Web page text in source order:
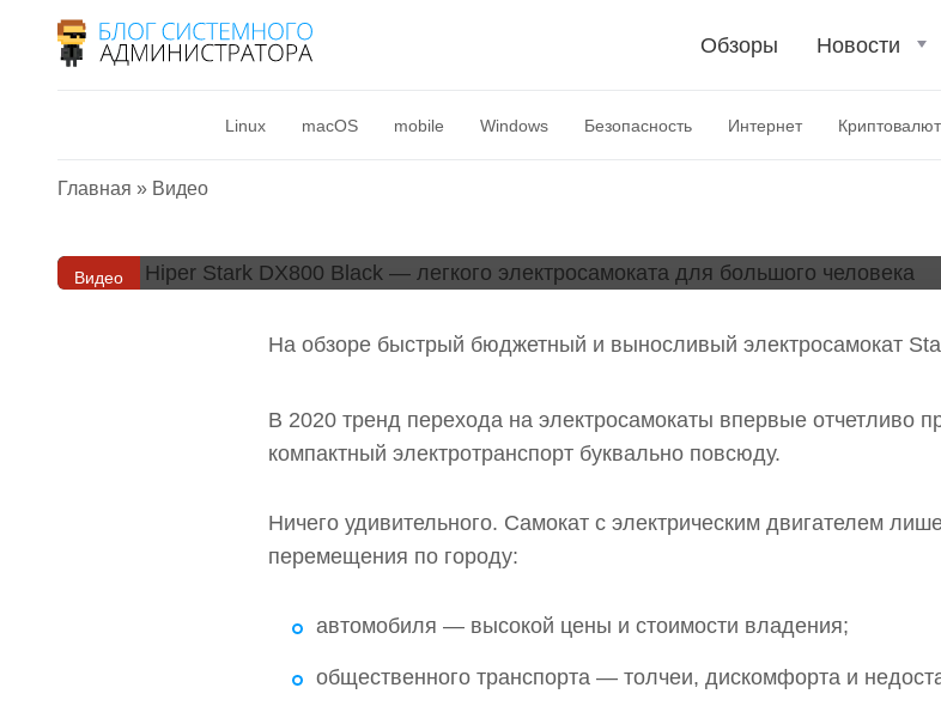
Обзоры Новости
Linux macOS mobile Windows Безопасность Интернет
Главная » Видео
Видео
Видео Обзоры
большого человека
На обзоре быстрый бюджетный и выносливый электросамокат
В 2020 тренд перехода на электросамокаты впервые отчетливо
компактный электротранспорт буквально повсюду.
Ничего удивительного. Самокат с электрическим двигателем
перемещения по городу:
автомобиля — высокой цены и стоимости владения;
общественного транспорта — толчеи, дискомфорта и